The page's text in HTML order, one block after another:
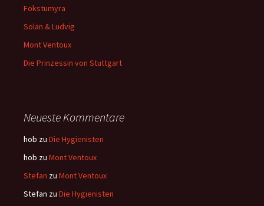
Fokstumyra
Solan & Ludvig
Mont Ventoux
Die Prinzessin von Stuttgart
Neueste Kommentare
hob zu Die Hygienisten
hob zu Mont Ventoux
Stefan zu Mont Ventoux
Stefan zu Die Hygienisten